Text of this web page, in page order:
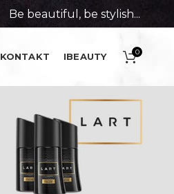
Be beautiful, be stylish...
KONTAKT IBEAUTY 0